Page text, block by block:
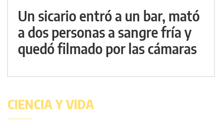
Un sicario entró a un bar, mató
a dos personas a sangre fría y
quedó filmado por las cámaras
CIENCIA Y VIDA